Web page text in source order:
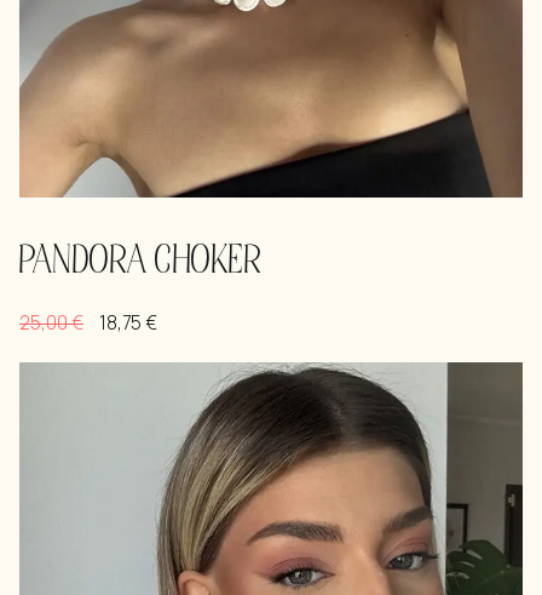
PANDORA CHOKER
25,00€ 18,75€